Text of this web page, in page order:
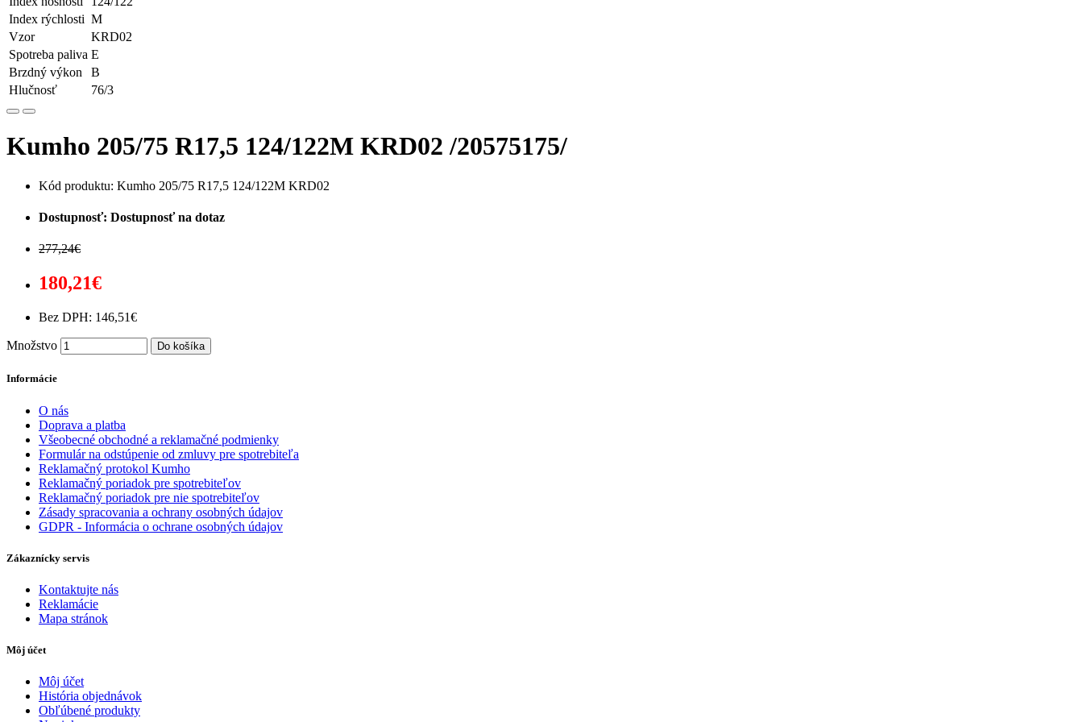
Index rýchlosti M
Vzor
KRD02
Spotreba paliva E
Brzdný výkon
B
Hlučnosť
76/3
Kumho 205/75 R17,5 124/122M KRD02 /20575175/
Kód produktu: Kumho 205/75 R17,5 124/122M KRD02
Dostupnosť: Dostupnosť na dotaz
277,24€
180,21€
Bez DPH: 146,51€
Množstvo Do košíka
Informácie
O nás
Doprava a platba
Všeobecné obchodné a reklamačné podmienky
Formulár na odstúpenie od zmluvy pre spotrebiteľa
Reklamačný protokol Kumho
Reklamačný poriadok pre spotrebiteľov
Reklamačný poriadok pre nie spotrebiteľov
Zásady spracovania a ochrany osobných údajov
GDPR - Informácia o ochrane osobných údajov
Zákaznícky servis
Kontaktujte nás
Reklamácie
Mapa stránok
Môj účet
Môj účet
História objednávok
Obľúbené produkty